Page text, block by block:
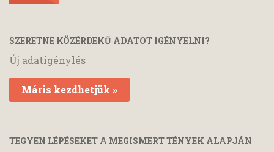
SZERETNE KÖZÉRDEKŰ ADATOT IGÉNYELNI?
Új adatigénylés
Máris kezdhetjük »
TEGYEN LÉPÉSEKET A MEGISMERT TÉNYEK ALAPJÁN